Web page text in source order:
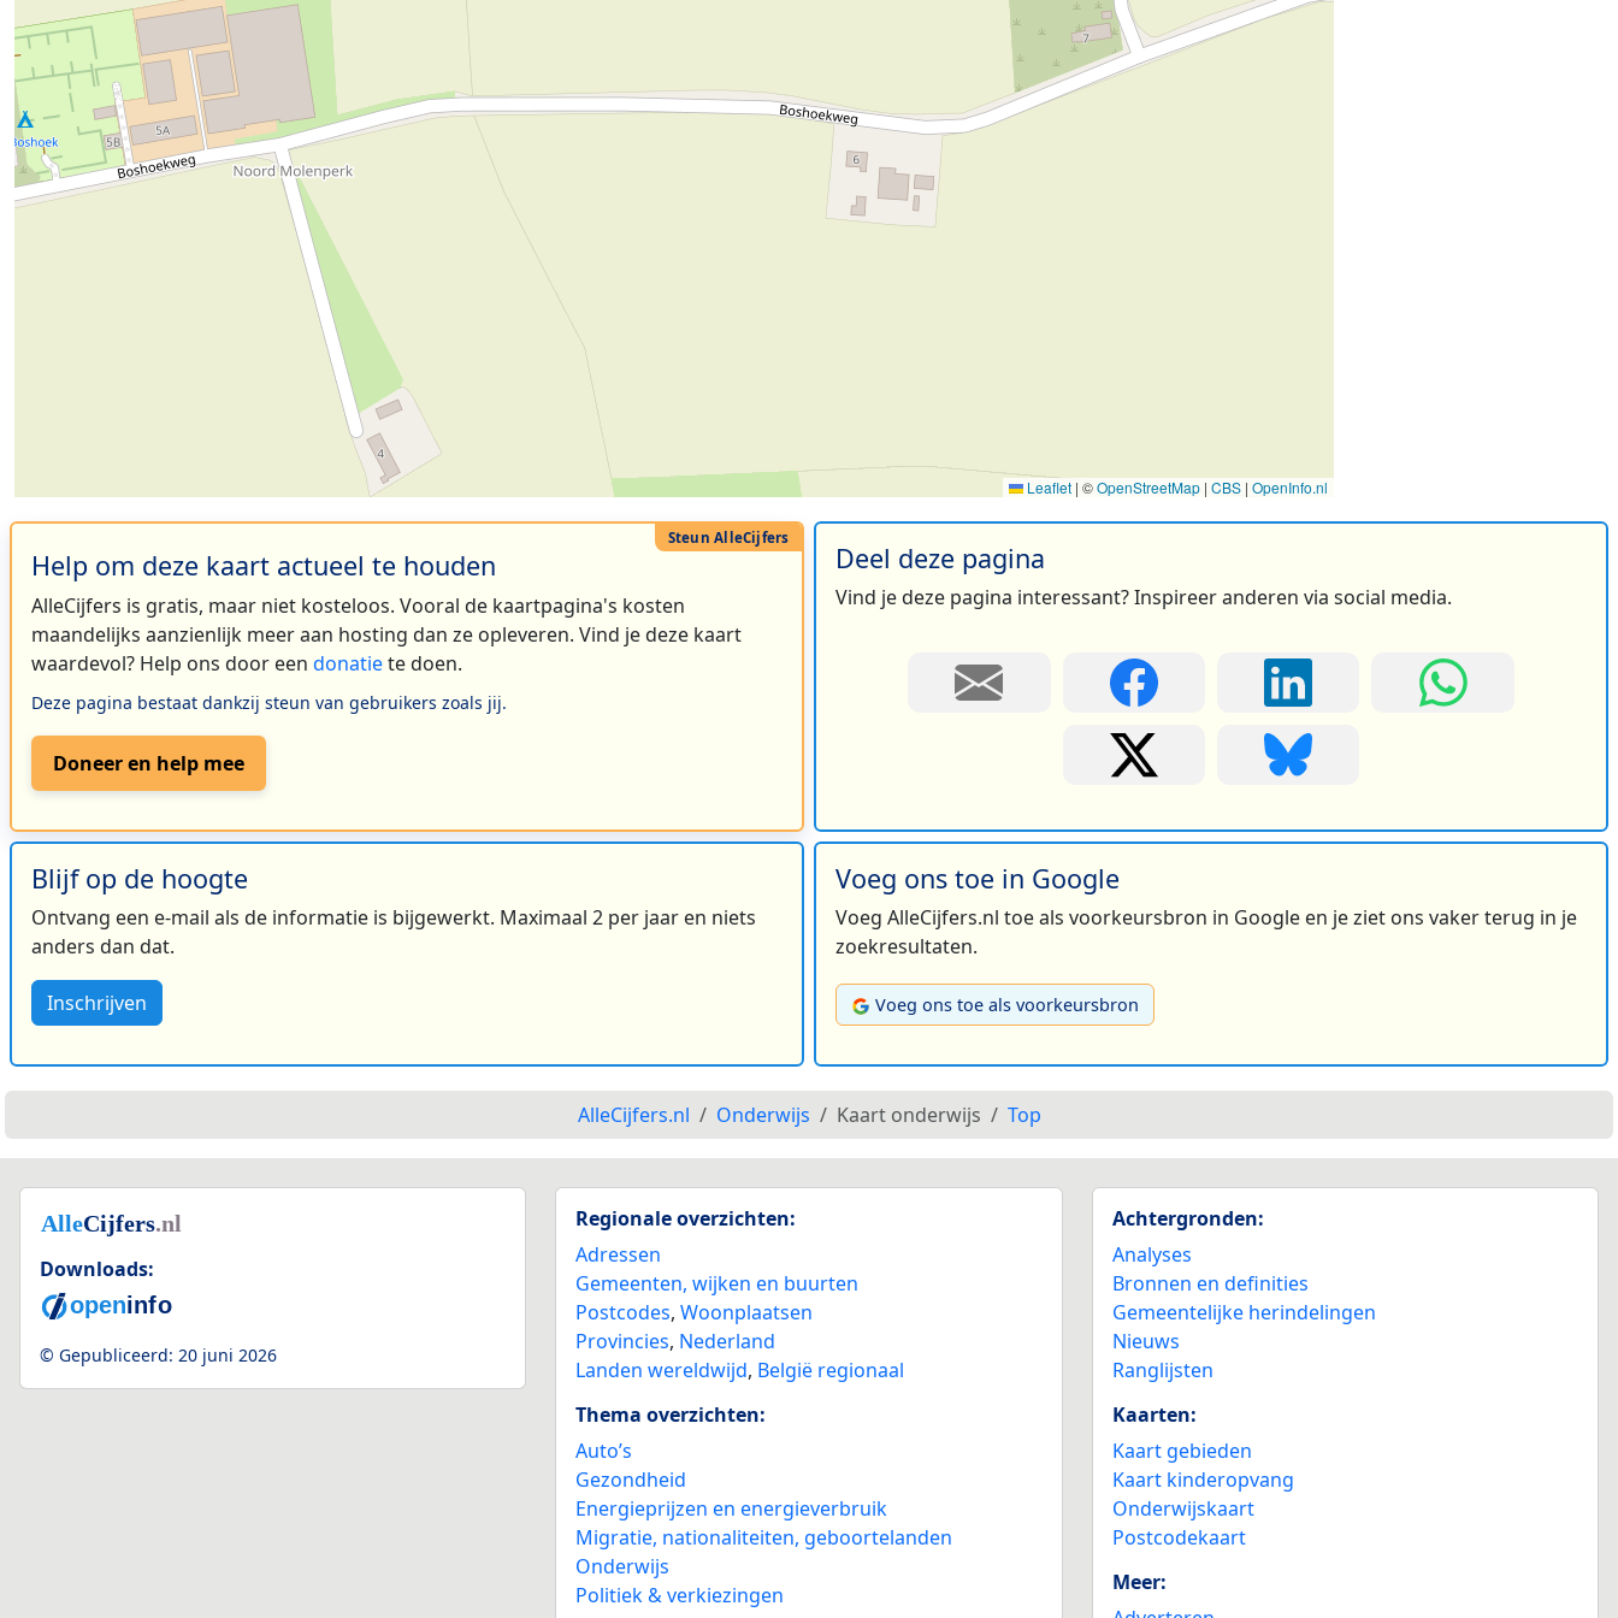
Leaflet | ©OpenStreetMap | CBS | OpenInfo.nl
Help om deze kaart actueel te houden
AlleCijfers is gratis, maar niet kosteloos. Vooral de kaartpagina's kosten
maandelijks aanzienlijk meer aan hosting dan ze opleveren. Vind je deze kaart
waardevol? Help ons door een donatiete doen.
Deze pagina bestaat dankzij steun van gebruikers zoals jij.
Doneer en help mee
Deel deze pagina
Vind je deze pagina interessant? Inspireer anderen via social media.
Blijf op de hoogte
Ontvang een e-mail als de informatie is bijgewerkt. Maximaal 2 per jaar en niets
anders dan dat.
Inschrijven
Voeg ons toe in Google
Voeg AlleCijfers.nl toe als voorkeursbron in Google en je ziet ons vaker terug in je
zoekresultaten.
Voeg ons toe als voorkeursbron
AlleCijfers.nl Onderwijs Kaart onderwijs Top
Downloads:
© Gepubliceerd: 20 juni 2026
Regionale overzichten:
Adressen
Gemeenten, wijken en buurten
Postcodes,Woonplaatsen
Provincies, Nederland
Landen wereldwijd, België regionaal
Thema overzichten:
Auto’s
Gezondheid
Energieprijzen en energieverbruik
Migratie, nationaliteiten, geboortelanden
Onderwijs
Politiek & verkiezingen
Achtergronden:
Analyses
Bronnen en definities
Gemeentelijke herindelingen
Nieuws
Ranglijsten
Kaarten:
Kaart gebieden
Kaart kinderopvang
Onderwijskaart
Postcodekaart
Meer: